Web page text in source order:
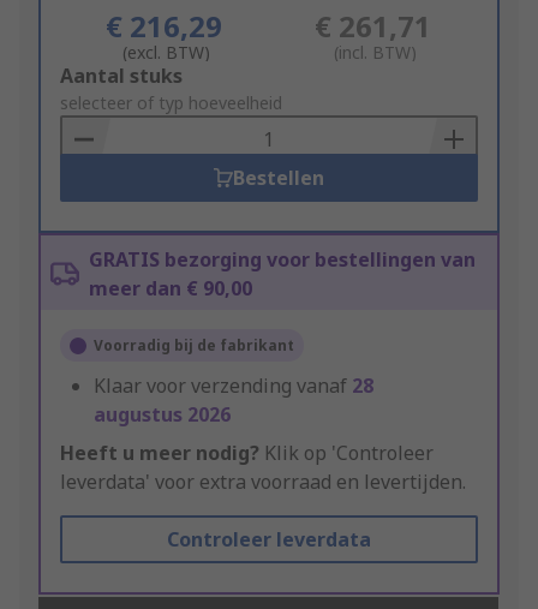
€ 216,29
(excl. BTW)
€ 261,71
(incl. BTW)
Add
to
Basket
Aantal stuks
selecteer of typ hoeveelheid
Bestellen
GRATIS bezorging voor bestellingen van
meer dan € 90,00
Voorradig bij de fabrikant
Klaar voor verzending vanaf 28
augustus 2026
Heeft u meer nodig? Klik op 'Controleer
leverdata' voor extra voorraad en levertijden.
Controleer leverdata